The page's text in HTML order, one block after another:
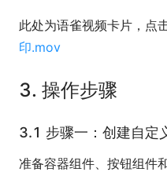
此处为语雀视频卡片，点
印.mov
3. 操作步骤
3.1 步骤一：创建自定
准备容器组件、按钮组件